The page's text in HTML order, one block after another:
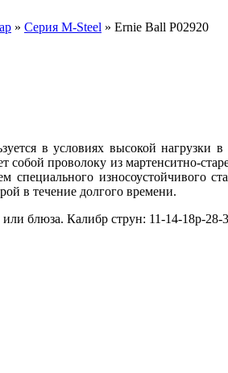
» Серия M-Steel » Ernie Ball P02920
в условиях высокой
проволоку из мартенситно-
износоустойчивого
в течение долгого времени.
блюза. Калибр струн: 11-14-18p-28-